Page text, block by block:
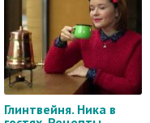
Глинтвейня. Ника в